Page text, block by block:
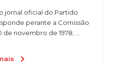
jornal oficial do Partido
perante a Comissão
novembro de 1978, ...